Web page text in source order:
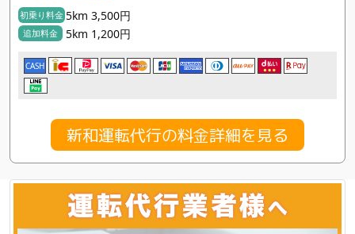
初乗り料金 5km 3,500円
追加料金 5km 1,200円
CASH
新和運転代行の料金詳細を見る